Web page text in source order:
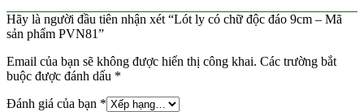
Hãy là người đầu tiên nhận xét “Lót ly có chữ độc đáo 9cm – Mã
sản phẩm PVN81”
Email của bạn sẽ không được hiển thị công khai. Các trường bắt
buộc được đánh dấu *
Đánh giá của bạn *